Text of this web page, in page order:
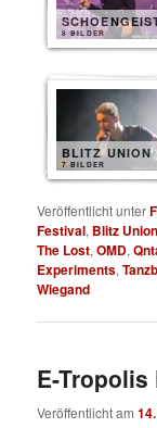
8 BILDER
BLITZ UNION
7 BILDER
Veröffentlicht unter
Festival, Blitz Union
The Lost,OMD,
Experiments,
Wiegand
E-Tropolis
Veröffentlicht am